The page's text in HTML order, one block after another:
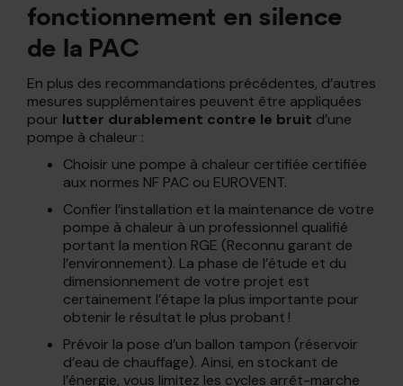
fonctionnement en silence
de la PAC
En plus des recommandations précédentes, d’autres
mesures supplémentaires peuvent être appliquées
pour lutter durablement contre le bruit d’une
pompe à chaleur :
Choisir une pompe à chaleur certifiée certifiée
aux normes NF PAC ou EUROVENT.
Confier l’installation et la maintenance de votre
pompe à chaleur à un professionnel qualifié
portant la mention RGE (Reconnu garant de
l’environnement). La phase de l’étude et du
dimensionnement de votre projet est
certainement l’étape la plus importante pour
obtenir le résultat le plus probant !
Prévoir la pose d’un ballon tampon (réservoir
d’eau de chauffage). Ainsi, en stockant de
l’énergie, vous limitez les cycles arrêt-marche